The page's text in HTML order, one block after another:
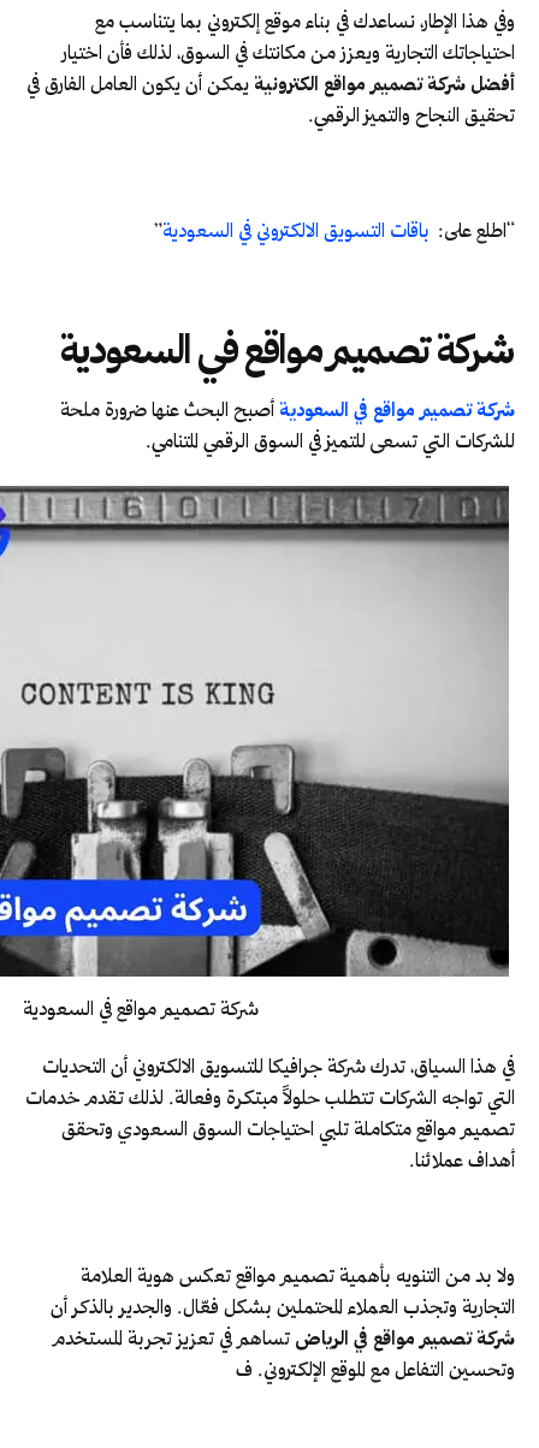
وفي هذا الإطار، نساعدك في بناء موقع إلكتروني بما يتناسب مع
احتياجاتك التجارية ويعزز من مكانتك في السوق، لذلك فأن اختيار
أفضل شركة تصميم مواقع الكترونية يمكن أن يكون العامل الفارق في
تحقيق النجاح والتميز الرقمي.
“اطلع على: باقات التسويق الالكتروني في السعودية”
شركة تصميم مواقع في السعودية
شركة تصميم مواقع في السعودية أصبح البحث عنها ضرورة ملحة
للشركات التي تسعى للتميز في السوق الرقمي المتنامي.
شركة تصميم مواقع في السعودية
في هذا السياق، تدرك شركة جرافيكا للتسويق الالكتروني أن التحديات
التي تواجه الشركات تتطلب حلولاً مبتكرة وفعالة. لذلك تقدم خدمات
تصميم مواقع متكاملة تلبي احتياجات السوق السعودي وتحقق
أهداف عملائنا.
ولا بد من التنويه بأهمية تصميم مواقع تعكس هوية العلامة
التجارية وتجذب العملاء المحتملين بشكل فعّال. والجدير بالذكر أن
شركة تصميم مواقع في الرياض تساهم في تعزيز تجربة المستخدم
وتحسين التفاعل مع الموقع الإلكتروني. ف